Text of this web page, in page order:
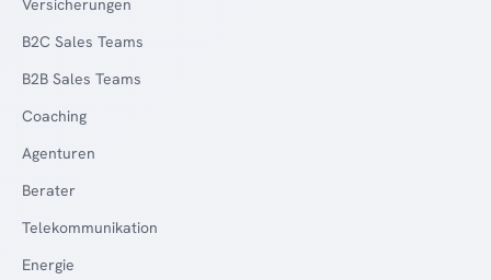
Versicherungen
B2C Sales Teams
B2B Sales Teams
Coaching
Agenturen
Berater
Telekommunikation
Energie